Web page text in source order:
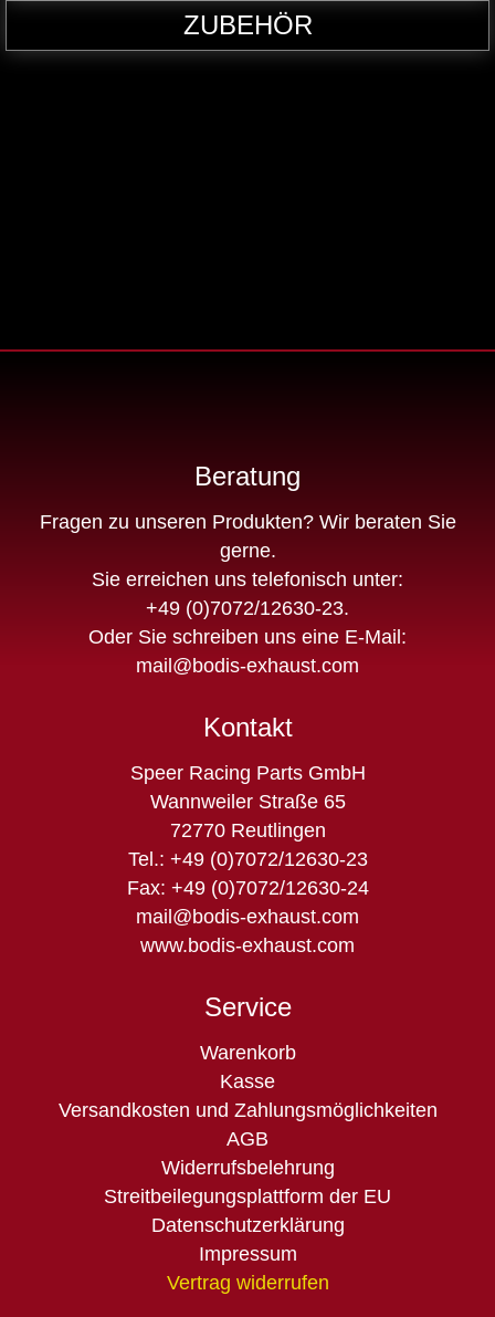
ZUBEHÖR
Beratung
Fragen zu unseren Produkten? Wir beraten Sie
gerne.
Sie erreichen uns telefonisch unter:
+49 (0)7072/12630-23.
Oder Sie schreiben uns eine E-Mail:
mail@bodis-exhaust.com
Kontakt
Speer Racing Parts GmbH
Wannweiler Straße 65
72770 Reutlingen
Tel.: +49 (0)7072/12630-23
Fax: +49 (0)7072/12630-24
mail@bodis-exhaust.com
www.bodis-exhaust.com
Service
Navigation
überspringen
Warenkorb
Kasse
Versandkosten und Zahlungsmöglichkeiten
AGB
Widerrufsbelehrung
Streitbeilegungsplattform der EU
Datenschutzerklärung
Impressum
Vertrag widerrufen